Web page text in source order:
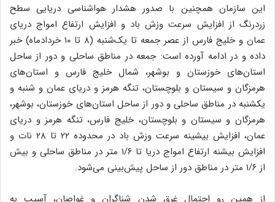
این سازمان همچنین با صدور هشدار هواشناسی دریایی سطح
زردرنگ از افزایش سرعت وزش باد و افزایش ارتفاع امواج دریای
عمان و خلیج فارس از عصر جمعه تا یک‌شنبه (۸ تا ۱۰ خردادماه) خبر
داده و در ادامه آورده است: جمعه در مناطق ساحلی و دور از ساحل
استان‌های خوزستان و بوشهر، شمال خلیج فارس و استان‌های
هرمزگان و سیستان و بلوچستان، تنگه هرمز و دریای عمان و شنبه و
یکشنبه در مناطق ساحلی و دور از ساحل استان‌های خوزستان، بوشهر،
هرمزگان و سیستان و بلوچستان، خلیج فارس، تنگه هرمز و دریای
عمان، افزایش بیشینه سرعت وزش باد در محدوده ۲۲ تا ۲۸ نات و
افزایش بیشنه ارتفاع امواج دریا تا ۱/۶ متر در مناطق ساحلی و بیش
از ۱/۶ متر در مناطق دور از ساحل پیش‌بینی می‌شود.
از همین رو احتمال غرق شدن شناگران و غواصان، آسیب به